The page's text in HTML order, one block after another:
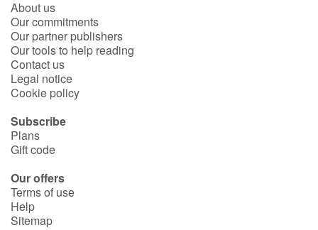
About us
Our commitments
Our partner publishers
Our tools to help reading
Contact us
Legal notice
Cookie policy
Subscribe
Plans
Gift code
Our offers
Terms of use
Help
Sitemap